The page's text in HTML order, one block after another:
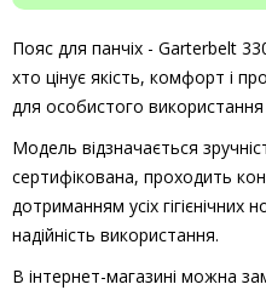
Пояс для панчіх - Garterbelt
хто цінує якість, комфорт і
для особистого
Модель відзначається
сертифікована, проходить
дотриманням усіх гігієнічних
надійність використання.
В інтернет-магазині можна